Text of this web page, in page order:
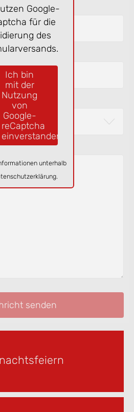
Uhrzeit
an
senden
Google-
für die
des
Ich bin
mit der
Nutzung
von
Google-
reCaptcha
einverstanden
unterhalb
.